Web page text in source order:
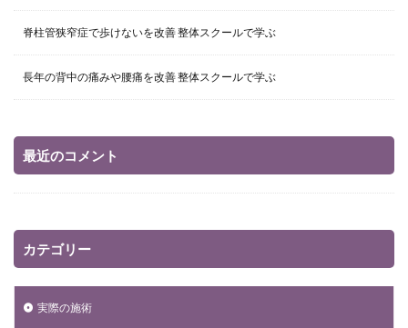
脊柱管狭窄症で歩けないを改善 整体スクールで学ぶ
長年の背中の痛みや腰痛を改善 整体スクールで学ぶ
最近のコメント
カテゴリー
実際の施術